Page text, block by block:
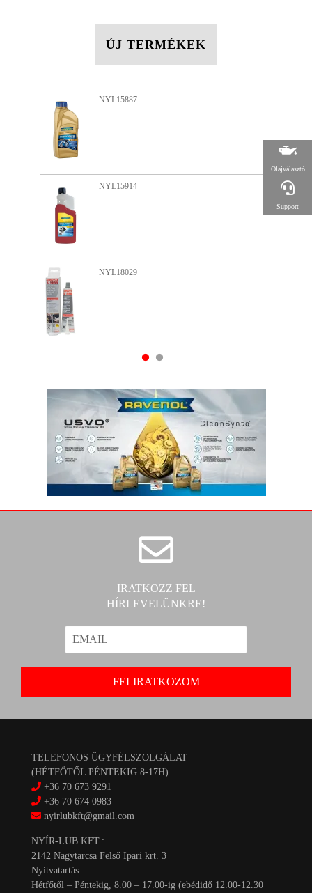
ÚJ TERMÉKEK
IRATKOZZ FEL
HÍRLEVELÜNKRE!
TELEFONOS ÜGYFÉLSZOLGÁLAT
(HÉTFŐTŐL PÉNTEKIG 8-17H)
+36 70 673 9291
+36 70 674 0983
nyirlubkft@gmail.com
NYÍR-LUB KFT.:
2142 Nagytarcsa Felső Ipari krt. 3
Nyitvatartás:
Hétfőtől – Péntekig, 8.00 – 17.00-ig (ebédidő 12.00-12.30
Olajválasztó
Support